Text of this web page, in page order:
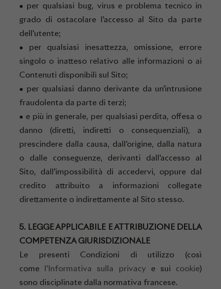
• per qualsiasi bug, virus e problema tecnico in
grado di ostacolare l'accesso al Sito da parte
dell'utente;
• per qualsiasi inesattezza, omissione, errore
singolo o inatteso relativo alle informazioni o ai
Contenuti disponibili sul Sito;
• per qualsiasi danno derivante da un'intrusione
fraudolenta da parte di terzi;
• e più in generale, per qualsiasi perdita, offesa o
danno (diretti, indiretti o consequenziali), a
prescindere dalla causa, dall'origine, dalla natura
o dalle conseguenze, derivanti dall'accesso al
Sito, dall'impossibilità di accedervi, oppure dal
credito attribuito a informazioni collegate
direttamente o indirettamente al Sito stesso.
5. LEGGE APPLICABILE E ATTRIBUZIONE DELLA
COMPETENZA GIURISDIZIONALE
Le presenti Condizioni di utilizzo (così
come l'Informativa sulla privacye sui cookie)
sono disciplinate dalla normativa francese.